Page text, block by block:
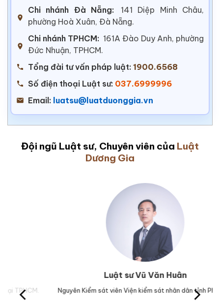
Chi nhánh Đà Nẵng:
141 Diệp Minh Châu,
phường Hoà Xuân, Đà Nẵng.
Chi nhánh TPHCM: 161A Đào Duy Anh, phường
Đức Nhuận, TPHCM.
Tổng đài tư vấn pháp luật: 1900.6568
Số điện thoại Luật sư: 037.6999996
Email: luatsu@luatduonggia.vn
Đội ngũ Luật sư, Chuyên viên của Luật
Dương Gia
Luật sư Vũ Văn Huân
Nguyên Kiểm sát viên Viện kiểm sát nhân dân tỉnh Phú Yên.